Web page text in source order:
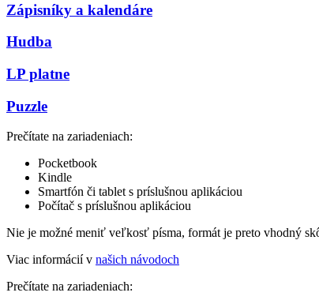
Zápisníky a kalendáre
Hudba
LP platne
Puzzle
Prečítate na zariadeniach:
Pocketbook
Kindle
Smartfón či tablet s príslušnou aplikáciou
Počítač s príslušnou aplikáciou
Nie je možné meniť veľkosť písma, formát je preto vhodný
Viac informácií v našich návodoch
Prečítate na zariadeniach: